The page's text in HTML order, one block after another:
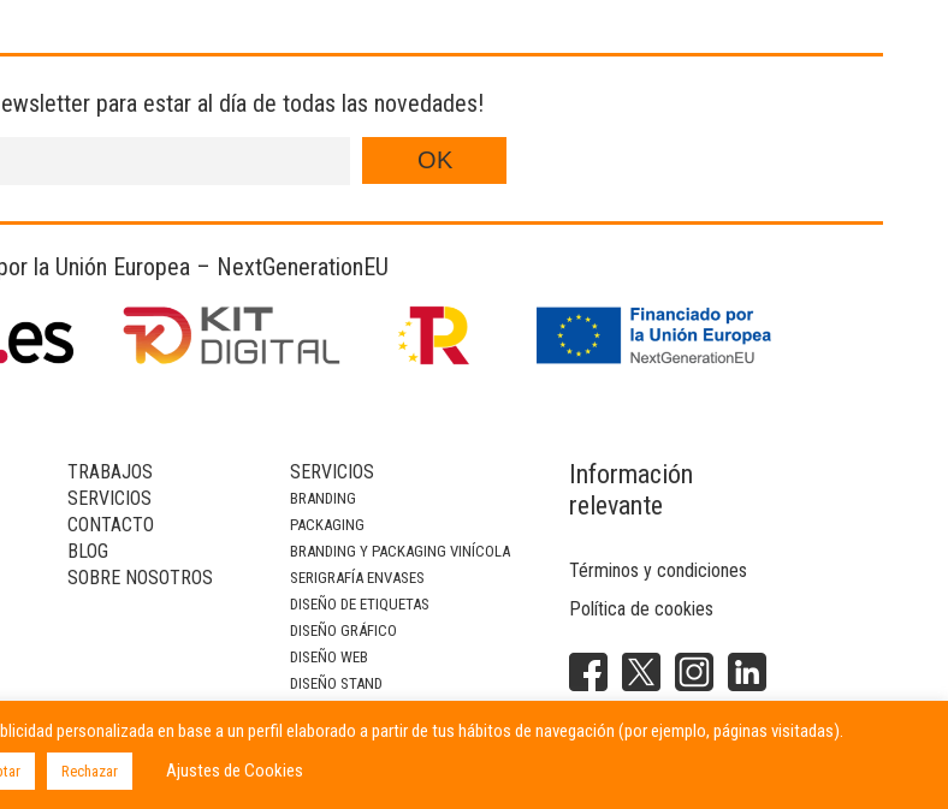
para estar al día de todas las novedades!
la Unión Europea – NextGenerationEU
TRABAJOS
SERVICIOS
CONTACTO
BLOG
SOBRE NOSOTROS
SERVICIOS
BRANDING
PACKAGING
BRANDING Y PACKAGING VINÍCOLA
SERIGRAFÍA ENVASES
DISEÑO DE ETIQUETAS
DISEÑO GRÁFICO
DISEÑO WEB
DISEÑO STAND
CAMPAÑAS PUBLICITARIAS
Información
relevante
Términos y condiciones
Política de cookies
personalizada en base a un perfil elaborado a partir de tus hábitos de navegación (por ejemplo, páginas visitadas).
Rechazar Ajustes de Cookies